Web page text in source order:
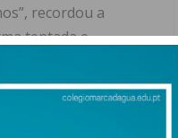
recordou a
tentada e
à integridade